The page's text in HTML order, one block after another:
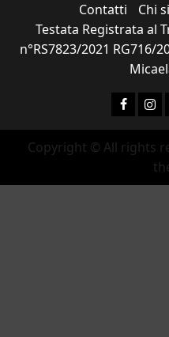
Contatti Chi
Testata Registrata al
n°RS7823/2021 RG716/
Copyright © All rights